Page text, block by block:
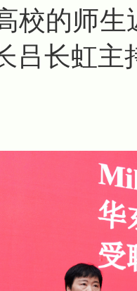
校的师
吕长虹主